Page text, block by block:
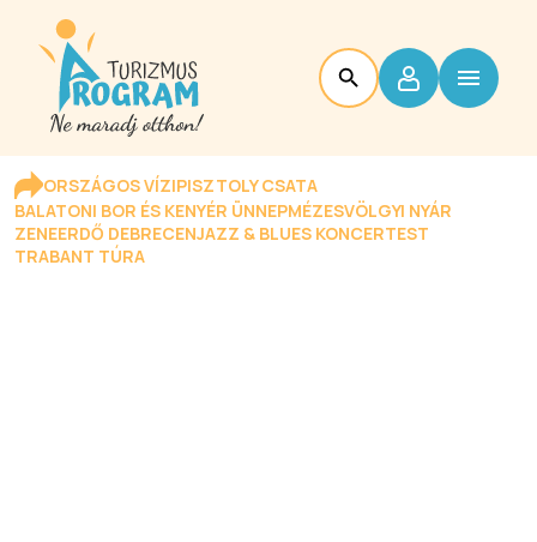
ORSZÁGOS VÍZIPISZTOLY CSATA
BALATONI BOR ÉS KENYÉR ÜNNEPMÉZESVÖLGYI NYÁR
ZENEERDŐ DEBRECENJAZZ & BLUES KONCERTEST
TRABANT TÚRA